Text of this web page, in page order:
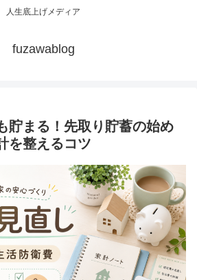
人生底上げメディア
fuzawablog
貯まる！先取り貯蓄の始め
を整えるコツ